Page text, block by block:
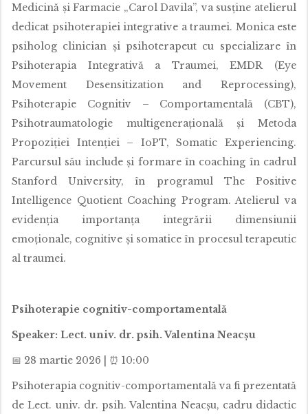
Medicină și Farmacie „Carol Davila”, va susține atelierul
dedicat psihoterapiei integrative a traumei. Monica este
psiholog clinician și psihoterapeut cu specializare în
Psihoterapia Integrativă a Traumei, EMDR (Eye
Movement Desensitization and Reprocessing),
Psihoterapie Cognitiv – Comportamentală (CBT),
Psihotraumatologie multigenerațională și Metoda
Propoziției Intenției – IoPT, Somatic Experiencing.
Parcursul său include și formare în coaching în cadrul
Stanford University, în programul The Positive
Intelligence Quotient Coaching Program. Atelierul va
evidenția importanța integrării dimensiunii
emoționale, cognitive și somatice în procesul terapeutic
al traumei.
Psihoterapie cognitiv-comportamentală
Speaker: Lect. univ. dr. psih. Valentina Neacșu
📅 28 martie 2026 | ⏰ 10:00
Psihoterapia cognitiv-comportamentală va fi prezentată
de Lect. univ. dr. psih. Valentina Neacșu, cadru didactic